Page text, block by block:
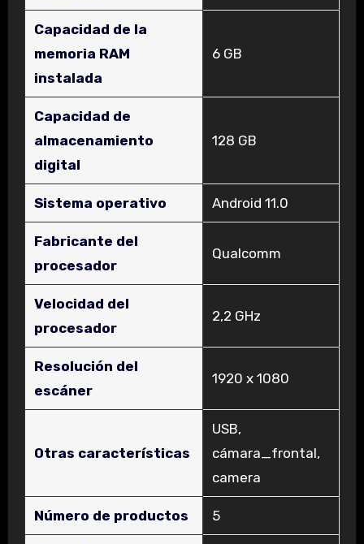
Capacidad de la
memoria RAM
instalada
‎6 GB
Capacidad de
almacenamiento
digital
‎128 GB
Sistema operativo ‎Android 11.0
Fabricante del
procesador
‎Qualcomm
Velocidad del
procesador
‎2,2 GHz
Resolución del
escáner
‎1920 x 1080
Otras características
‎USB,
cámara_frontal,
camera
Número de productos ‎5